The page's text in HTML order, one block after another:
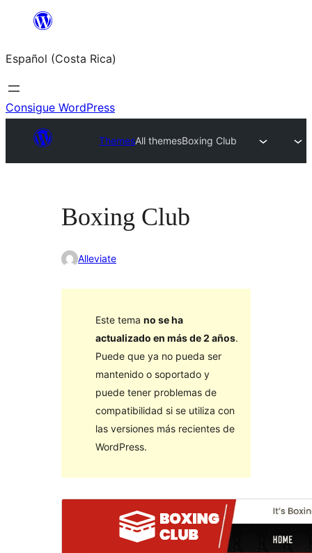
Saltar
contenido
Español (Costa Rica)
Consigue WordPress
ThemesAll themesBoxing Club
Boxing Club
Alleviate
Este tema no se ha
actualizado en más de 2 años.
Puede que ya no pueda ser
mantenido o soportado y
puede tener problemas de
compatibilidad si se utiliza con
las versiones más recientes de
WordPress.